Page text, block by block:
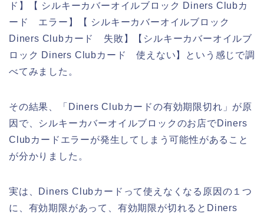
ド】【 シルキーカバーオイルブロック Diners Clubカ
ード エラー】【 シルキーカバーオイルブロック
Diners Clubカード 失敗】【シルキーカバーオイルブ
ロック Diners Clubカード 使えない】という感じで調
べてみました。
その結果、「Diners Clubカードの有効期限切れ」が原
因で、シルキーカバーオイルブロックのお店でDiners
Clubカードエラーが発生してしまう可能性があること
が分かりました。
実は、Diners Clubカードって使えなくなる原因の１つ
に、有効期限があって、有効期限が切れるとDiners